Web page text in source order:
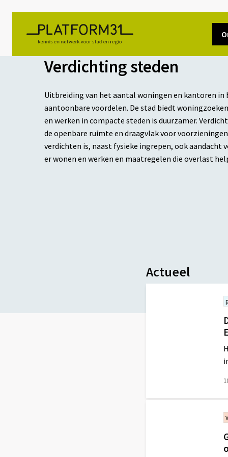
Verdichting steden
Uitbreiding van het aantal woningen en kantoren in
aantoonbare voordelen. De stad biedt
en werken in compacte steden is duurzamer.
de openbare ruimte en draagvlak voor
verdichten is, naast fysieke ingrepen, ook aandacht
er wonen en werken en maatregelen die overlast
Actueel